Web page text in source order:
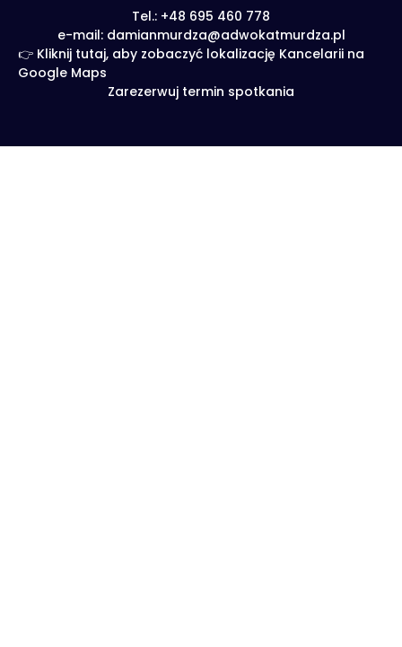
Tel.: +48 695 460 778
e-mail: damianmurdza@adwokatmurdza.pl
👉 Kliknij tutaj, aby zobaczyć lokalizację Kancelarii na
Google Maps
Zarezerwuj termin spotkania